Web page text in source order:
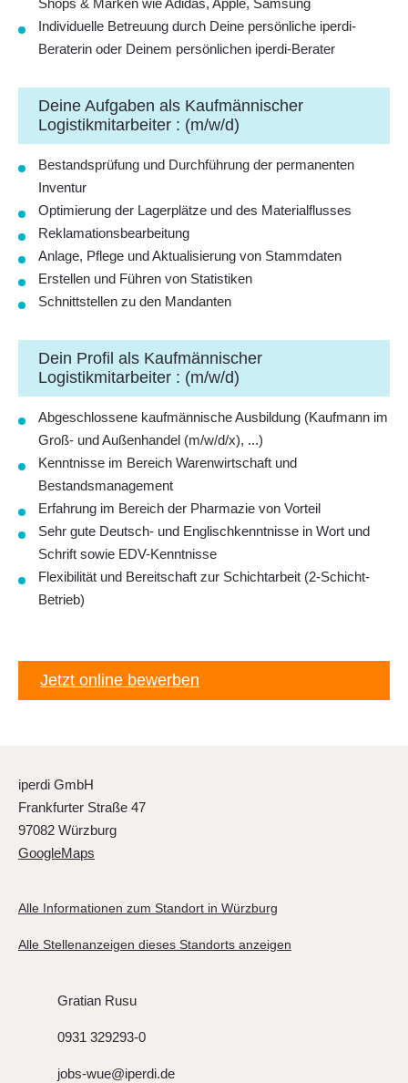
Shops & Marken wie Adidas, Apple, Samsung
Individuelle Betreuung durch Deine persönliche iperdi-
Beraterin oder Deinem persönlichen iperdi-Berater
Deine Aufgaben als Kaufmännischer
Logistikmitarbeiter : (m/w/d)
Bestandsprüfung und Durchführung der permanenten
Inventur
Optimierung der Lagerplätze und des Materialflusses
Reklamationsbearbeitung
Anlage, Pflege und Aktualisierung von Stammdaten
Erstellen und Führen von Statistiken
Schnittstellen zu den Mandanten
Dein Profil als Kaufmännischer
Logistikmitarbeiter : (m/w/d)
Abgeschlossene kaufmännische Ausbildung (Kaufmann im
Groß- und Außenhandel (m/w/d/x), ...)
Kenntnisse im Bereich Warenwirtschaft und
Bestandsmanagement
Erfahrung im Bereich der Pharmazie von Vorteil
Sehr gute Deutsch- und Englischkenntnisse in Wort und
Schrift sowie EDV-Kenntnisse
Flexibilität und Bereitschaft zur Schichtarbeit (2-Schicht-
Betrieb)
Jetzt online bewerben
iperdi GmbH
Frankfurter Straße 47
97082 Würzburg
GoogleMaps
Alle Informationen zum Standort in Würzburg
Alle Stellenanzeigen dieses Standorts anzeigen
Gratian Rusu
0931 329293-0
jobs-wue@iperdi.de